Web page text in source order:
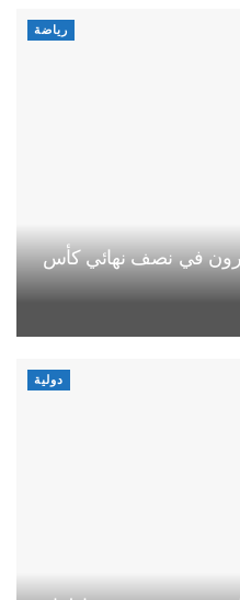
رياضة
في نصف نهائي كأس
دولية